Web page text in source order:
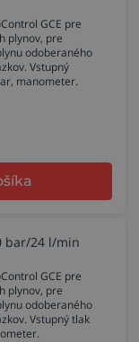
GCE pre
plynov, pre
odoberaného
Vstupný
manometer.
bar/24 l/min
GCE pre
plynov, pre
odoberaného
Vstupný tlak